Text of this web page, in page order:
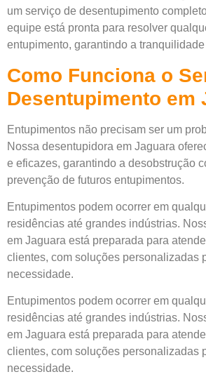
um serviço de desentupimento
equipe está pronta para resolver
entupimento, garantindo a
Como Funciona o
Desentupimento em
Entupimentos não precisam ser um
Nossa desentupidora em Jaguara
e eficazes, garantindo a desobstrução
prevenção de futuros entupimentos.
Entupimentos podem ocorrer em
residências até grandes indústrias.
em Jaguara está preparada para
clientes, com soluções personalizadas
necessidade.
Entupimentos podem ocorrer em
residências até grandes indústrias.
em Jaguara está preparada para
clientes, com soluções personalizadas
necessidade.